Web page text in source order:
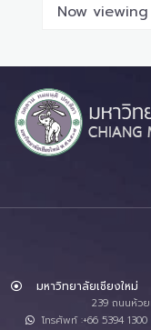
Now
มหาวิทยาลัยเชียงใหม่
239 ถนนห้วย
โทรศัพท์ :+66 5394 1300